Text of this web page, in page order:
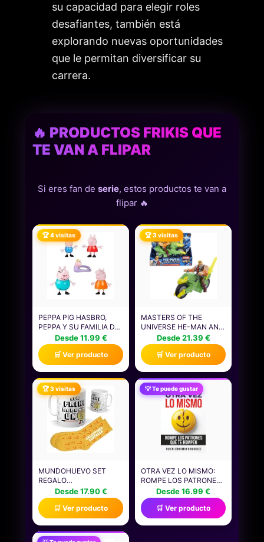
su capacidad para elegir roles
desafiantes, también está
explorando nuevas oportunidades
que le permitan diversificar su
carrera.
🔥 PRODUCTOS FRIKIS QUE
TE VAN A FLIPAR
Si eres fan de serie, estos productos te van a
flipar 🔥
🏆 4 visitas
PEPPA PIG HASBRO,
PEPPA Y SU FAMILIA DE
CINCO, MUÑECOS PARA
NIÑAS Y NIÑOS
PEQUEÑOS, 5 FIGURAS
DE PERSONAJES DE LA
SERIE, ACCESORIOS
PARA CASA DE
MUÑECAS, COLOR
ROSA, REGALO DE
JUEGOS
Desde 11.99 €
🛒 Ver producto
🏆 3 visitas
MASTERS OF THE
UNIVERSE HE-MAN AND
THE ACTION FIGURE +
VEHÍCULO BASADO EN
SERIES ANIMADAS,
PERSONAJES DE
BATALLA
ARTICULADOS, REGALO
PARA MAYORES DE 4
Desde 21.39 €
🛒 Ver producto
🏆 3 visitas
MUNDOHUEVO SET
REGALO
PERSONALIZADO PARA
FRIKIS | TAZA SER FRIKI
MOLA UN NUEVO +
CALCETIN SORPRESA |
REGALO PERSONAJES,
CINE, SERIES,
Desde 17.90 €
🛒 Ver producto
💡 Te puede gustar
OTRA VEZ LO MISMO:
ROMPE LOS PATRONES
QUE TE ROMPEN |
CÓMO DEJAR DE
REPETIR RELACIONES,
SANAR TU IDENTIDAD Y
RECONSTRUIRTE
Desde 16.99 €
🛒 Ver producto